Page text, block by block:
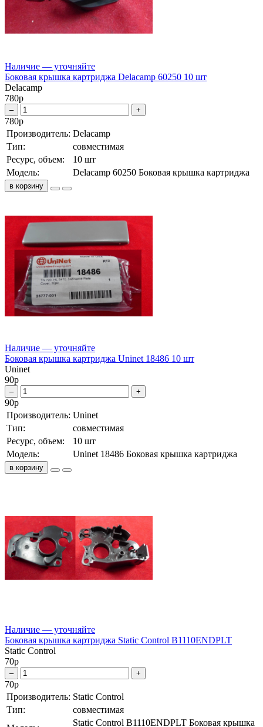
Наличие — уточняйте
Боковая крышка картриджа Delacamp 60250 10 шт
Delacamp
780р
– +
780р
Производитель: Delacamp
Тип:
совместимая
Ресурс, объем:
10 шт
Модель:
Delacamp 60250 Боковая крышка картриджа
в корзину
Наличие — уточняйте
Боковая крышка картриджа Uninet 18486 10 шт
Uninet
90р
– +
90р
Производитель: Uninet
Тип:
совместимая
Ресурс, объем:
10 шт
Модель:
Uninet 18486 Боковая крышка картриджа
в корзину
Наличие — уточняйте
Боковая крышка картриджа Static Control B1110ENDPLT
Static Control
70р
– +
70р
Производитель: Static Control
Тип:
совместимая
Static Control B1110ENDPLT Боковая крышка